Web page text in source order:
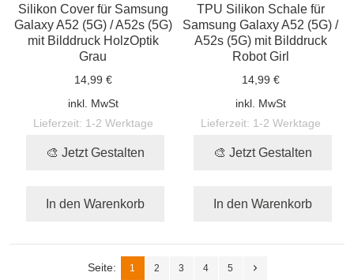
Silikon Cover für Samsung
Galaxy A52 (5G) / A52s (5G)
mit Bilddruck HolzOptik
Grau
14,99 €
inkl. MwSt
Lieferzeit: 1-2 Werktage
🎨 Jetzt Gestalten
In den Warenkorb
TPU Silikon Schale für
Samsung Galaxy A52 (5G) /
A52s (5G) mit Bilddruck
Robot Girl
14,99 €
inkl. MwSt
Lieferzeit: 1-2 Werktage
🎨 Jetzt Gestalten
In den Warenkorb
Seite: 1 2 3 4 5